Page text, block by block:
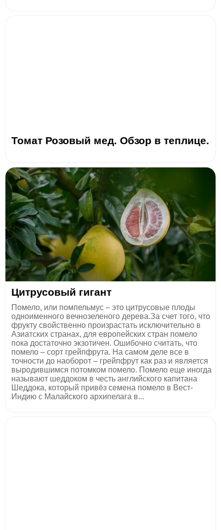
Томат Розовый мед. Обзор в теплице.
Цитрусовый гигант
Помело, или помпельмус – это цитрусовые плоды
одноименного вечнозеленого дерева.За счет того, что
фрукту свойственно произрастать исключительно в
Азиатских странах, для европейских стран помело
пока достаточно экзотичен. Ошибочно считать, что
помело – сорт грейпфрута. На самом деле все в
точности до наоборот – грейпфрут как раз и является
выродившимся потомком помело. Помело еще иногда
называют шеддоком в честь английского капитана
Шеддока, который привёз семена помело в Вест-
Индию с Малайского архипелага в...